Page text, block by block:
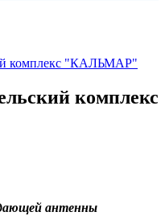
комплекс "КАЛЬМАР"
комплекс
антенны